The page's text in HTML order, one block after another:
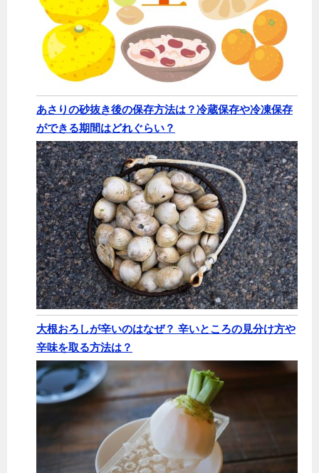
あさりの砂抜き後の保存方法は？冷蔵保存や冷凍保存
ができる期間はどれぐらい？
大根おろしが辛いのはなぜ？ 辛いところの見分け方や
辛味を取る方法は？